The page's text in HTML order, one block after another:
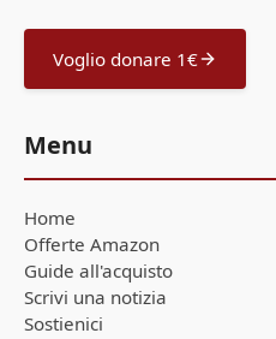
Voglio donare 1€
Menu
Home
Offerte Amazon
Guide all'acquisto
Scrivi una notizia
Sostienici